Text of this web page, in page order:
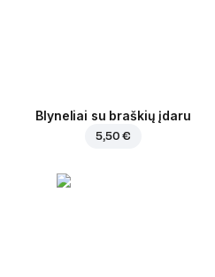
Blyneliai su braškių įdaru
5,50 €